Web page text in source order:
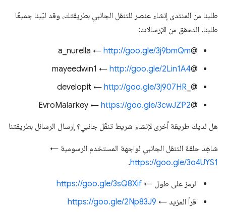
طلبنا من المنتدى إنشاء عنصر للتنقل الجانبي بطريقتك، وقد لبّينا جميعًا
طلبنا. التحقق من الإرسالات:
@a_nurella ←
http://goo.gle/3j9bmQm
@mayeedwin1 ←
http://goo.gle/2Lin1A4
@_developit ←
http://goo.gle/3j907HR
@EvroMalarkey ←
https://goo.gle/3cwJZP2
هل لديك طريقة أخرى لإنشاء شريط تنقّل جانبي؟ إرسال الرسائل بطريقتنا
شاهِد حلقة التنقل الجانبي لواجهة المستخدم الرسومية ←
https://goo.gle/3o4UYS1
.
الرمز على طول ← https://goo.gle/3sQ8Xif
اقرأ المزيد ← https://goo.gle/2Np83J9